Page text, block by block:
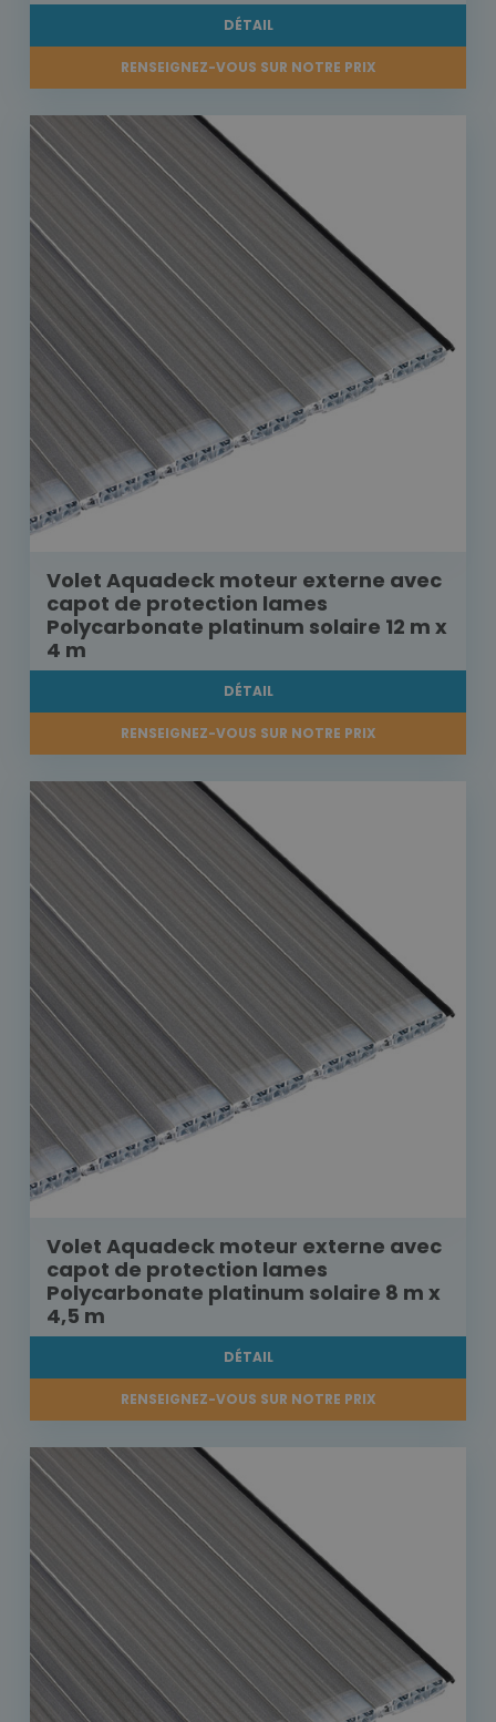
DÉTAIL
RENSEIGNEZ-VOUS SUR NOTRE PRIX
Volet Aquadeck moteur externe avec
capot de protection lames
Polycarbonate platinum solaire 12 m x
4 m
DÉTAIL
RENSEIGNEZ-VOUS SUR NOTRE PRIX
Volet Aquadeck moteur externe avec
capot de protection lames
Polycarbonate platinum solaire 8 m x
4,5 m
DÉTAIL
RENSEIGNEZ-VOUS SUR NOTRE PRIX